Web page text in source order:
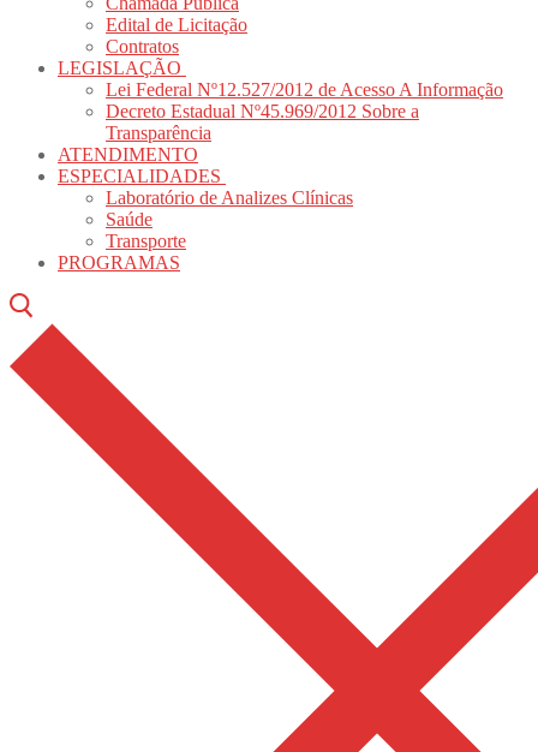
Edital de Licitação
Contratos
LEGISLAÇÃO
Lei Federal Nº12.527/2012 de Acesso A Informação
Decreto Estadual Nº45.969/2012 Sobre a
Transparência
ATENDIMENTO
ESPECIALIDADES
Laboratório de Analizes Clínicas
Saúde
Transporte
PROGRAMAS